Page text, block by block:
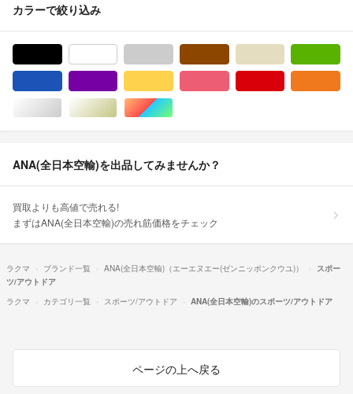
カラーで絞り込み
シルバー/銀色系ゴールド/金色系マルチカラー
ANA(全日本空輸)を出品してみませんか？
買取よりも高値で売れる!
まずはANA(全日本空輸)の売れ筋価格をチェック
ラクマ ブランド一覧 ANA(全日本空輸)（エーエヌエー(ゼンニッポンクウユ)）
スポー
ツ/アウトドア
ラクマ
カテゴリ一覧 スポーツ/アウトドア ANA(全日本空輸)のスポーツ/アウトドア
ページの上へ戻る